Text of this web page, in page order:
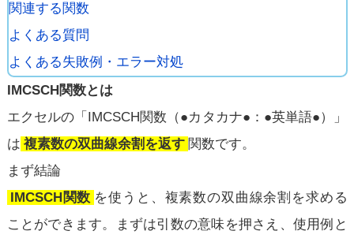
関連する関数
よくある質問
よくある失敗例・エラー対処
IMCSCH関数とは
エクセルの「IMCSCH関数（●カタカナ●：●英単語●）」
は 複素数の双曲線余割を返す 関数です。
まず結論
IMCSCH関数 を使うと、複素数の双曲線余割を求める
ことができます。まずは引数の意味を押さえ、使用例と